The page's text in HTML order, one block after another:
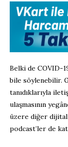
Belki de COVID-
bile söylenebilir.
tanıdıklarıyla
ulaşmasının
üzere diğer dijital
podcast’ler de